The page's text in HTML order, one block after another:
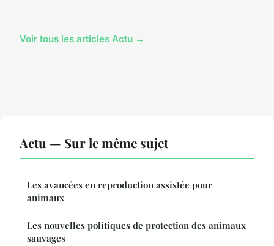
Voir tous les articles Actu →
Actu — Sur le même sujet
Les avancées en reproduction assistée pour
animaux
Les nouvelles politiques de protection des animaux
sauvages